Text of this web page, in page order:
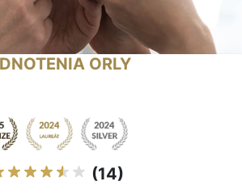
ORLY
(14)